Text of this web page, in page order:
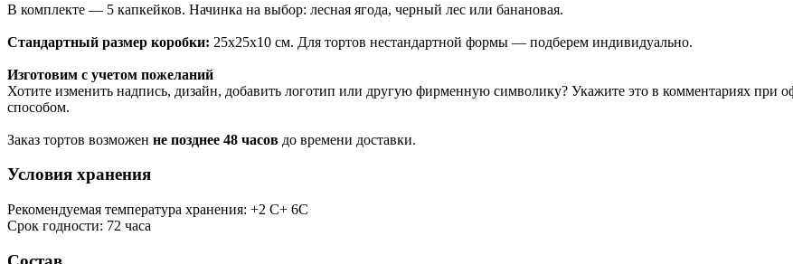
В комплекте — 5 капкейков. Начинка на выбор: лесная ягода, черный лес или банановая.
Стандартный размер коробки: 25х25х10 см. Для тортов нестандартной формы — подберем индивидуально.
Изготовим с учетом пожеланий
Хотите изменить надпись, дизайн, добавить логотип или другую фирменную символику? Укажите это в комментариях при
способом.
Заказ тортов возможен не позднее 48 часов до времени доставки.
Условия хранения
Рекомендуемая температура хранения: +2 С+ 6С
Срок годности: 72 часа